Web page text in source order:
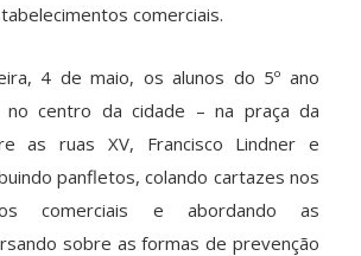
comerciais.
4 de maio, os alunos do 5º ano
no centro da cidade – na praça da
as ruas XV, Francisco Lindner e
panfletos, colando cartazes nos
comerciais e abordando as
sobre as formas de prevenção